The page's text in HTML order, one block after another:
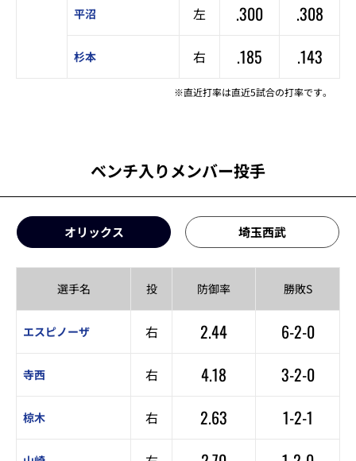
平沼 左 .300 .308
杉本 右 .185 .143
※直近打率は直近5試合の打率です。
ベンチ入りメンバー投手
オリックス 埼玉西武
選手名 投 防御率 勝敗S
エスピノーザ 右 2.44 6-2-0
寺西 右 4.18 3-2-0
椋木 右 2.63 1-2-1